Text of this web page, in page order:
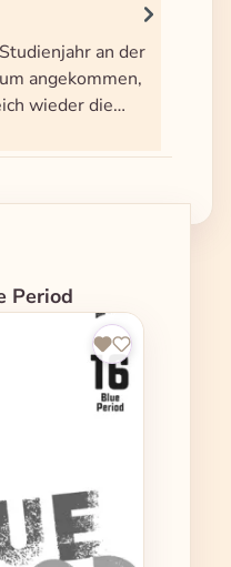
an der
angekommen,
wieder die…
Period